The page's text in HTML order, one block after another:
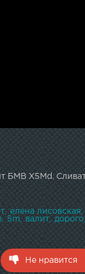
БМВ Х5Md.
елена лисовская
5m валит дорого
Не нравится